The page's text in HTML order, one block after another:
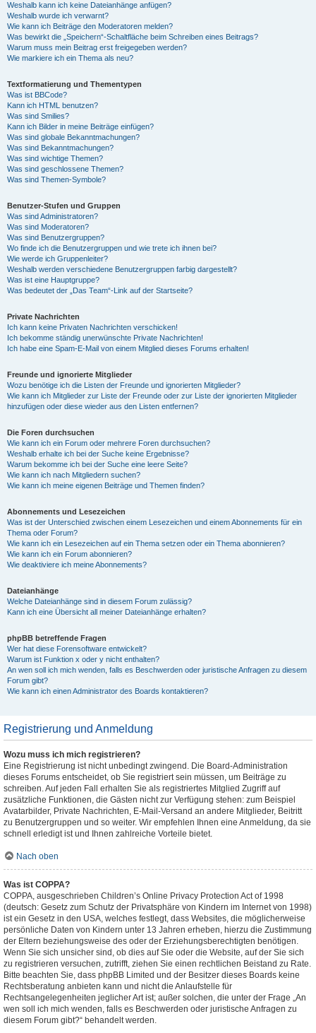
Weshalb kann ich keine Dateianhänge anfügen?
Weshalb wurde ich verwarnt?
Wie kann ich Beiträge den Moderatoren melden?
Was bewirkt die „Speichern“-Schaltfläche beim Schreiben eines Beitrags?
Warum muss mein Beitrag erst freigegeben werden?
Wie markiere ich ein Thema als neu?
Textformatierung und Thementypen
Was ist BBCode?
Kann ich HTML benutzen?
Was sind Smilies?
Kann ich Bilder in meine Beiträge einfügen?
Was sind globale Bekanntmachungen?
Was sind Bekanntmachungen?
Was sind wichtige Themen?
Was sind geschlossene Themen?
Was sind Themen-Symbole?
Benutzer-Stufen und Gruppen
Was sind Administratoren?
Was sind Moderatoren?
Was sind Benutzergruppen?
Wo finde ich die Benutzergruppen und wie trete ich ihnen bei?
Wie werde ich Gruppenleiter?
Weshalb werden verschiedene Benutzergruppen farbig dargestellt?
Was ist eine Hauptgruppe?
Was bedeutet der „Das Team“-Link auf der Startseite?
Private Nachrichten
Ich kann keine Privaten Nachrichten verschicken!
Ich bekomme ständig unerwünschte Private Nachrichten!
Ich habe eine Spam-E-Mail von einem Mitglied dieses Forums erhalten!
Freunde und ignorierte Mitglieder
Wozu benötige ich die Listen der Freunde und ignorierten Mitglieder?
Wie kann ich Mitglieder zur Liste der Freunde oder zur Liste der ignorierten Mitglieder
hinzufügen oder diese wieder aus den Listen entfernen?
Die Foren durchsuchen
Wie kann ich ein Forum oder mehrere Foren durchsuchen?
Weshalb erhalte ich bei der Suche keine Ergebnisse?
Warum bekomme ich bei der Suche eine leere Seite?
Wie kann ich nach Mitgliedern suchen?
Wie kann ich meine eigenen Beiträge und Themen finden?
Abonnements und Lesezeichen
Was ist der Unterschied zwischen einem Lesezeichen und einem Abonnements für ein
Thema oder Forum?
Wie kann ich ein Lesezeichen auf ein Thema setzen oder ein Thema abonnieren?
Wie kann ich ein Forum abonnieren?
Wie deaktiviere ich meine Abonnements?
Dateianhänge
Welche Dateianhänge sind in diesem Forum zulässig?
Kann ich eine Übersicht all meiner Dateianhänge erhalten?
phpBB betreffende Fragen
Wer hat diese Forensoftware entwickelt?
Warum ist Funktion x oder y nicht enthalten?
An wen soll ich mich wenden, falls es Beschwerden oder juristische Anfragen zu diesem
Forum gibt?
Wie kann ich einen Administrator des Boards kontaktieren?
Registrierung und Anmeldung
Wozu muss ich mich registrieren?
Eine Registrierung ist nicht unbedingt zwingend. Die Board-Administration
dieses Forums entscheidet, ob Sie registriert sein müssen, um Beiträge zu
schreiben. Auf jeden Fall erhalten Sie als registriertes Mitglied Zugriff auf
zusätzliche Funktionen, die Gästen nicht zur Verfügung stehen: zum Beispiel
Avatarbilder, Private Nachrichten, E-Mail-Versand an andere Mitglieder, Beitritt
zu Benutzergruppen und so weiter. Wir empfehlen Ihnen eine Anmeldung, da sie
schnell erledigt ist und Ihnen zahlreiche Vorteile bietet.
Nach oben
Was ist COPPA?
COPPA, ausgeschrieben Children’s Online Privacy Protection Act of 1998
(deutsch: Gesetz zum Schutz der Privatsphäre von Kindern im Internet von 1998)
ist ein Gesetz in den USA, welches festlegt, dass Websites, die möglicherweise
persönliche Daten von Kindern unter 13 Jahren erheben, hierzu die Zustimmung
der Eltern beziehungsweise des oder der Erziehungsberechtigten benötigen.
Wenn Sie sich unsicher sind, ob dies auf Sie oder die Website, auf der Sie sich
zu registrieren versuchen, zutrifft, ziehen Sie einen rechtlichen Beistand zu Rate.
Bitte beachten Sie, dass phpBB Limited und der Besitzer dieses Boards keine
Rechtsberatung anbieten kann und nicht die Anlaufstelle für
Rechtsangelegenheiten jeglicher Art ist; außer solchen, die unter der Frage „An
wen soll ich mich wenden, falls es Beschwerden oder juristische Anfragen zu
diesem Forum gibt?“ behandelt werden.